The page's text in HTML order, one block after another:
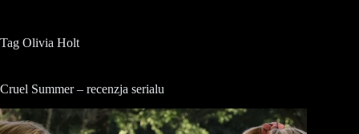
Tag Olivia Holt
Cruel Summer – recenzja serialu